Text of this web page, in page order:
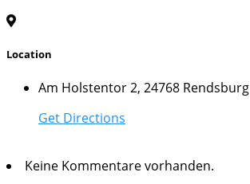
Location
Am Holstentor 2, 24768 Rendsburg
Get Directions
Keine Kommentare vorhanden.